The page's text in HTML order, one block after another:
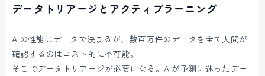
データトリアージとアクティブラーニング
AIの性能はデータで決まるが、数百万件のデータを全て人間が
確認するのはコスト的に不可能。
そこでデータトリアージが必要になる。AIが予測に迷ったデー